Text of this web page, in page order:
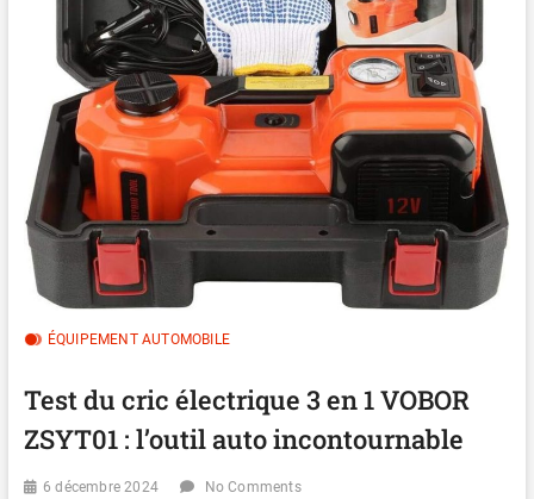
ÉQUIPEMENT AUTOMOBILE
Test du cric électrique 3 en 1 VOBOR
ZSYT01 : l’outil auto incontournable
6 décembre 2024 No Comments